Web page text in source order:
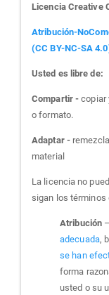
Licencia Creative
Atribución-
(CC BY-NC-SA
Usted es libre de:
Compartir -copiar
o formato.
Adaptar -
material
La licencia no
sigan los términos
Atribución
adecuada,
se han
forma
usted o su